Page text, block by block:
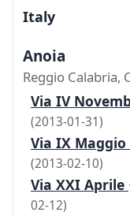
Italy
Anoia
Reggio Calabria,
Via IV
(2013-01-31)
Via IX Maggio
(2013-02-10)
Via XXI Aprile ·
02-12)